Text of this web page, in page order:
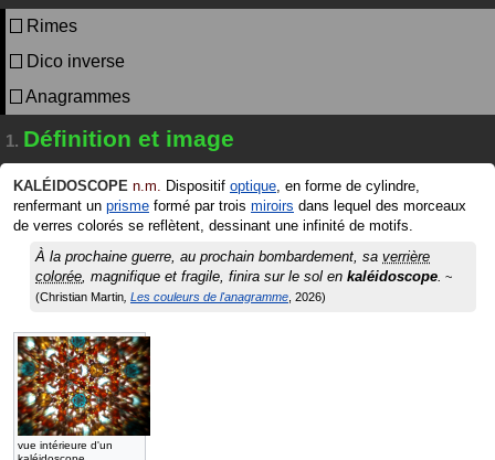
Rimes
Dico inverse
Anagrammes
1. Définition et image
KALÉIDOSCOPE n.m. Dispositif optique, en forme de cylindre,
renfermant un prisme formé par trois miroirs dans lequel des morceaux
de verres colorés se reflètent, dessinant une infinité de motifs.
À la prochaine guerre, au prochain bombardement, sa verrière
colorée, magnifique et fragile, finira sur le sol en kaléidoscope.
Christian Martin Les couleurs de l'anagramme 2026
vue intérieure d'un